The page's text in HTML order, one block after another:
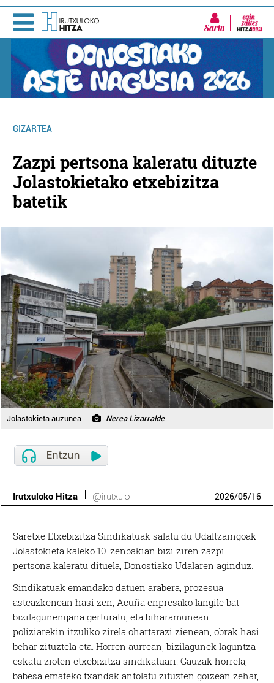
Sartu
GIZARTEA
Zazpi pertsona kaleratu dituzte
Jolastokietako etxebizitza
batetik
Jolastokieta auzunea. Nerea Lizarralde
Irutxuloko Hitza @irutxulo 2026/05/16
Saretxe Etxebizitza Sindikatuak salatu du Udaltzaingoak
Jolastokieta kaleko 10. zenbakian bizi ziren zazpi
pertsona kaleratu dituela, Donostiako Udalaren aginduz.
Sindikatuak emandako datuen arabera, prozesua
asteazkenean hasi zen, Acuña enpresako langile bat
bizilagunengana gerturatu, eta biharamunean
poliziarekin itzuliko zirela ohartarazi zienean, obrak hasi
behar zituztela eta. Horren aurrean, bizilagunek laguntza
eskatu zioten etxebizitza sindikatuari. Gauzak horrela,
babesa emateko txandak antolatu zituzten goizean zehar,